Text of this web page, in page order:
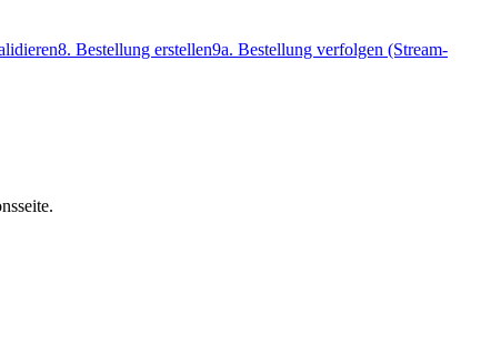
8. Bestellung erstellen9a. Bestellung verfolgen (Stream-